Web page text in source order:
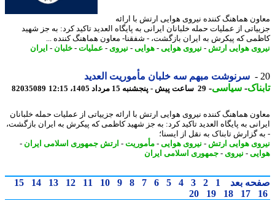
هماهنگ کننده نیروی هوایی ارتش با ارائه
از عملیات حمله خلبانان ایرانی به پایگاه العدید تاکید کرد: به جز شهید
که پیکرش به ایران بازگشت، - شفقنا- معاون هماهنگ کننده ...
هوایی ارتش -نیروی هوایی- هوایی- نیروی-عملیات-خلبان-ایران
سرنوشت مبهم سه خلبان مأموریت العدید
-سیاسی-29 ساعت پیش - پنجشنبه 15 مرداد 1405، 12:15 82035089
هماهنگ کننده نیروی هوایی ارتش با ارائه جزییاتی از عملیات حمله خلبانان
به پایگاه العدید تاکید کرد: به جز شهید کاظمی که پیکرش به ایران بازگشت،
گزارش تابناک به نقل از ایسنا؛
هوایی ارتش -نیروی هوایی- مأموریت-ارتش جمهوری اسلامی ایران -
- نیروی-جمهوری اسلامی ایران
بعد 1
2
3
4
5
6
7
8
9
10
11
12
13
14
15
17
18
19
20